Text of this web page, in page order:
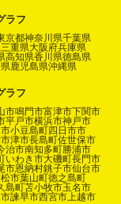
ラフ
京都神奈川県千葉県
三重県大阪府兵庫県
高知県香川県徳島県
鹿児島県沖縄県
ラフ
市鳴門市富津市下関市
平戸市横浜市神戸市
小豆島町四日市市
津市長島町佐世保市
治市南知多町勝浦市
いわき市大磯町長門市
市恩納村銚子市仙台市
市葉山町徳之島町
島町苫小牧市玉名市
諫早市西宮市上越市